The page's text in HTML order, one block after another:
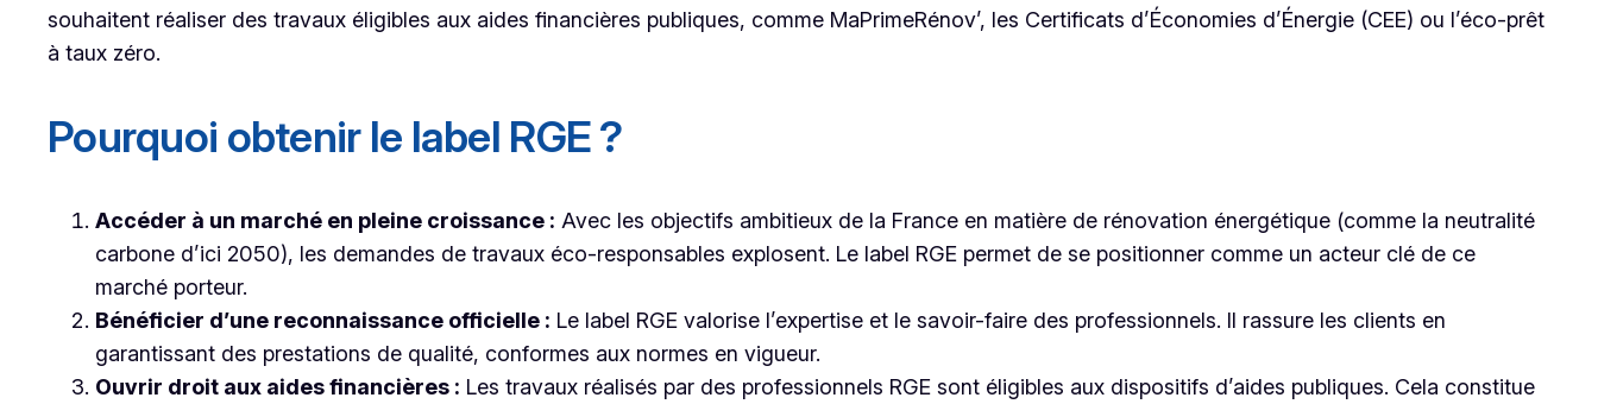
souhaitent réaliser des travaux éligibles aux aides financières publiques, comme MaPrimeRénov’, les Certificats d’Économies d’Énergie (CEE) ou l’éco-prêt
à taux zéro.
Pourquoi obtenir le label RGE ?
Accéder à un marché en pleine croissance : Avec les objectifs ambitieux de la France en matière de rénovation énergétique (comme la neutralité
carbone d’ici 2050), les demandes de travaux éco-responsables explosent. Le label RGE permet de se positionner comme un acteur clé de ce
marché porteur.
Bénéficier d’une reconnaissance officielle : Le label RGE valorise l’expertise et le savoir-faire des professionnels. Il rassure les clients en
garantissant des prestations de qualité, conformes aux normes en vigueur.
Ouvrir droit aux aides financières : Les travaux réalisés par des professionnels RGE sont éligibles aux dispositifs d’aides publiques. Cela constitue